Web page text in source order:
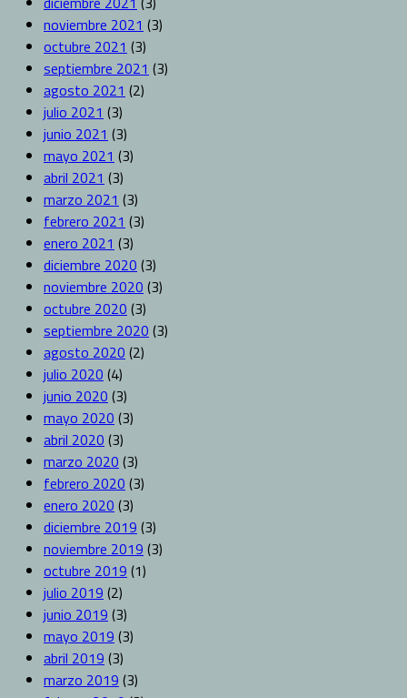
noviembre 2021 (3)
octubre 2021 (3)
septiembre 2021 (3)
agosto 2021 (2)
julio 2021 (3)
junio 2021 (3)
mayo 2021 (3)
abril 2021 (3)
marzo 2021 (3)
febrero 2021 (3)
enero 2021 (3)
diciembre 2020 (3)
noviembre 2020 (3)
octubre 2020 (3)
septiembre 2020 (3)
agosto 2020 (2)
julio 2020 (4)
junio 2020 (3)
mayo 2020 (3)
abril 2020 (3)
marzo 2020 (3)
febrero 2020 (3)
enero 2020 (3)
diciembre 2019 (3)
noviembre 2019 (3)
octubre 2019 (1)
julio 2019 (2)
junio 2019 (3)
mayo 2019 (3)
abril 2019 (3)
marzo 2019 (3)